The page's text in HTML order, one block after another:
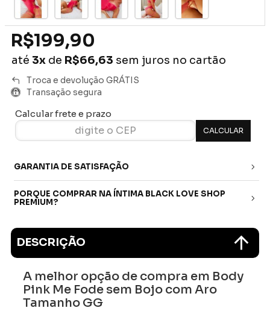
R$199,90
até 3x de R$66,63 sem juros no cartão
Troca e devolução GRÁTIS
Transação segura
Calcular frete e prazo
GARANTIA DE SATISFAÇÃO
PORQUE COMPRAR NA ÍNTIMA BLACK LOVE SHOP
PREMIUM?
DESCRIÇÃO
A melhor opção de compra em Body
Pink Me Fode sem Bojo com Aro
Tamanho GG